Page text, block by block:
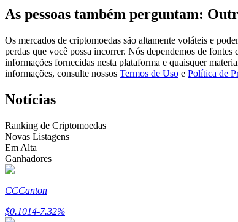
Futuros usando USDC como garantia
Copiar Trading
Junte-se aos principais traders
As pessoas também perguntam:
Os mercados de criptomoedas são altamente voláteis e
perdas que você possa incorrer. Nós dependemos de
informações fornecidas nesta plataforma e quaisquer
informações, consulte nossos Termos de Uso e Política de
Notícias
Ranking de Criptomoedas
Novas Listagens
Em Alta
Ganhadores
CCCanton
$0.1014-7.32%